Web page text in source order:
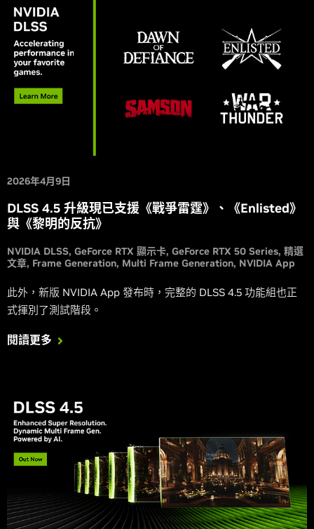
2026年4月9日
DLSS 4.5 升級現已支援《戰爭雷霆》、《Enlisted》
與《黎明的反抗》
NVIDIA DLSS GeForce RTX 顯示卡 GeForce RTX 50 Series 精選
文章 Frame Generation Multi Frame Generation NVIDIA App
此外，新版 NVIDIA App 發布時，完整的 DLSS 4.5 功能組也正
式揮別了測試階段。
閱讀更多